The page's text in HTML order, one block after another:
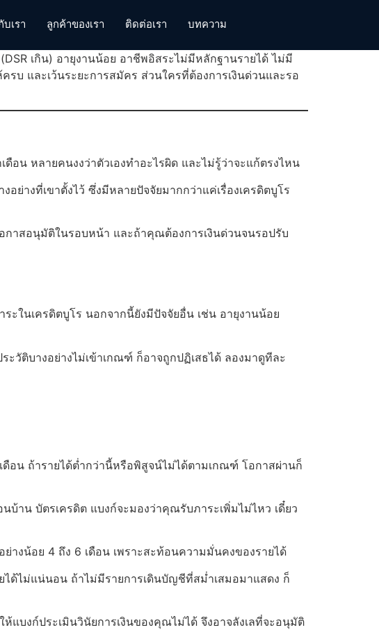
บเรา ลูกค้าของเรา ติดต่อเรา บทความ
เกิน) อายุงานน้อย อาชีพอิสระไม่มีหลักฐานรายได้ ไม่มี
บ และเว้นระยะการสมัคร ส่วนใครที่ต้องการเงินด่วนและรอ
อน หลายคนงงว่าตัวเองทำอะไรผิด และไม่รู้ว่าจะแก้ตรงไหน
างที่เขาตั้งไว้ ซึ่งมีหลายปัจจัยมากกว่าแค่เรื่องเครดิตบูโร
าสอนุมัติในรอบหน้า และถ้าคุณต้องการเงินด่วนจนรอปรับ
ะในเครดิตบูโร นอกจากนี้ยังมีปัจจัยอื่น เช่น อายุงานน้อย
วัติบางอย่างไม่เข้าเกณฑ์ ก็อาจถูกปฏิเสธได้ ลองมาดูทีละ
อน ถ้ารายได้ต่ำกว่านี้หรือพิสูจน์ไม่ได้ตามเกณฑ์ โอกาสผ่านก็
น บัตรเครดิต แบงก์จะมองว่าคุณรับภาระเพิ่มไม่ไหว เดี๋ยว
งน้อย 4 ถึง 6 เดือน เพราะสะท้อนความมั่นคงของรายได้
ด้ไม่แน่นอน ถ้าไม่มีรายการเดินบัญชีที่สม่ำเสมอมาแสดง ก็
แบงก์ประเมินวินัยการเงินของคุณไม่ได้ จึงอาจลังเลที่จะอนุมัติ